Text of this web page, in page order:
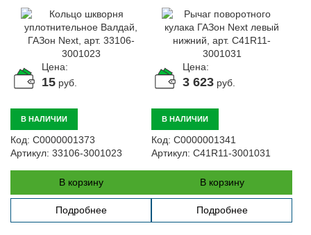
Цена:
15 руб.
В НАЛИЧИИ
Код: С0000001373
Артикул: 33106-3001023
В корзину
Подробнее
Цена:
3 623 руб.
В НАЛИЧИИ
Код: С0000001341
Артикул: C41R11-3001031
В корзину
Подробнее